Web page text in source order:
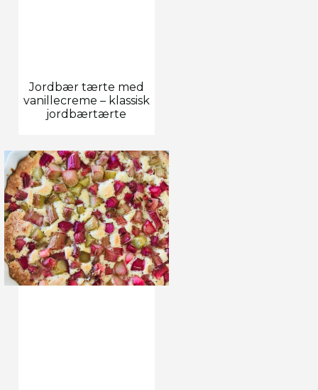
Jordbær tærte med
vanillecreme – klassisk
jordbærtærte